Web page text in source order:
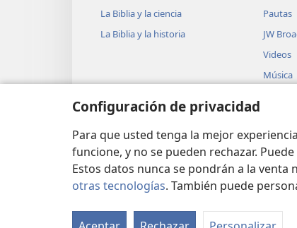
Configuración de privacidad
Para que usted tenga la mejor
funcione, y no se pueden rechazar.
Estos datos nunca se pondrán a la venta
otras tecnologías. También puede
La Biblia y la ciencia
La Biblia y la historia
Pautas
JW
Videos
Música
Biblia
Copyright© 2026 Watch Tower Bible